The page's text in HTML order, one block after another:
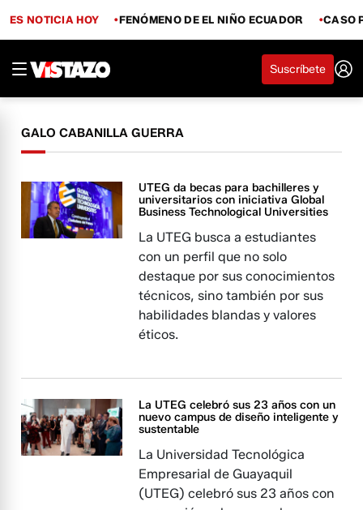
ES NOTICIA HOY FENÓMENO DE EL NIÑO ECUADOR CASO
Suscríbete
GALO CABANILLA GUERRA
UTEG da becas para bachilleres y
universitarios con iniciativa Global
Business Technological Universities
La UTEG busca a estudiantes
con un perfil que no solo
destaque por sus conocimientos
técnicos, sino también por sus
habilidades blandas y valores
éticos.
La UTEG celebró sus 23 años con un
nuevo campus de diseño inteligente y
sustentable
La Universidad Tecnológica
Empresarial de Guayaquil
(UTEG) celebró sus 23 años con